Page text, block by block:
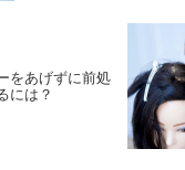
をあげずに前処
には？